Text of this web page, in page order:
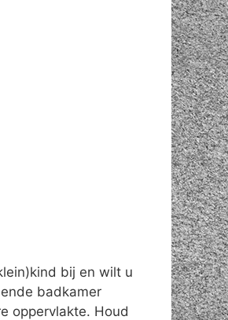
bij en wilt u
badkamer
oppervlakte. Houd